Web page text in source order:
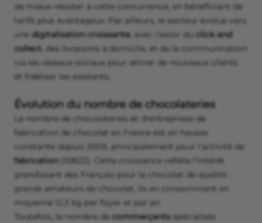
de mieux résister à cette concurrence, en bénéficiant de
tarifs plus avantageux. Par ailleurs, le secteur évolue vers
une digitalisation croissante, avec l'essor du click and
collect , des livraisons à domicile, et de la communication
via les réseaux sociaux pour attirer de nouveaux clients
et fidéliser les existants.
Évolution du nombre de chocolateries
Le nombre de chocolateries et d'entreprises de
fabrication de chocolat en France est en hausse
constante depuis 2009, principalement pour l'activité de
fabrication (1082Z). Cette croissance reflète l'intérêt
grandissant des Français pour le chocolat de qualité :
grands amateurs de chocolat, ils en consomment en
moyenne 12,3 kg par foyer et par an.
Toutefois, le nombre de commerçants spécialisés